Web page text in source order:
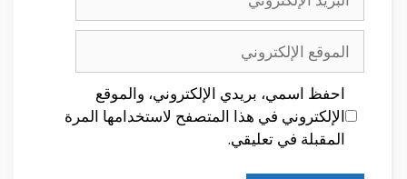
الإلكتروني
الموقع
الإلكتروني
احفظ اسمي، بريدي الإلكتروني، والموقع
الإلكتروني في هذا المتصفح لاستخدامها المرة
المقبلة في تعليقي.